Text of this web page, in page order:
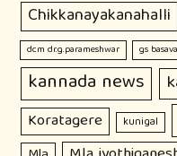
Chikkanayakanahalli
dcm dr.g.parameshwar gs
kannada news
Koratagere kunigal